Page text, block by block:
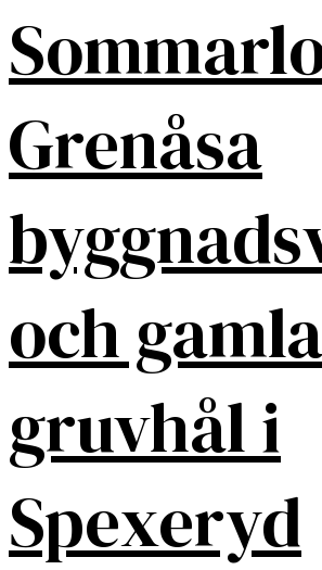
Grenåsa
och gamla
gruvhål i
Spexeryd